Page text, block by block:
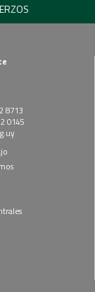
8713
0145